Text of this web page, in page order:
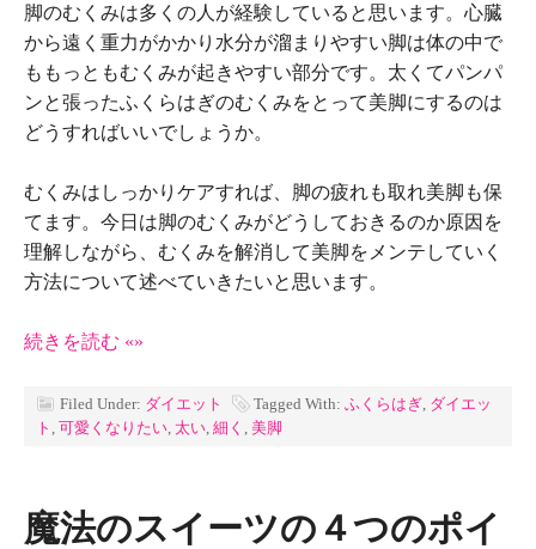
脚のむくみは多くの人が経験していると思います。心臓
から遠く重力がかかり水分が溜まりやすい脚は体の中で
ももっともむくみが起きやすい部分です。太くてパンパ
ンと張ったふくらはぎのむくみをとって美脚にするのは
どうすればいいでしょうか。
むくみはしっかりケアすれば、脚の疲れも取れ美脚も保
てます。今日は脚のむくみがどうしておきるのか原因を
理解しながら、むくみを解消して美脚をメンテしていく
方法について述べていきたいと思います。
続きを読む «»
Filed Under: ダイエット Tagged With: ふくらはぎ ダイエッ
ト 可愛くなりたい 太い 細く 美脚
魔法のスイーツの４つのポイ